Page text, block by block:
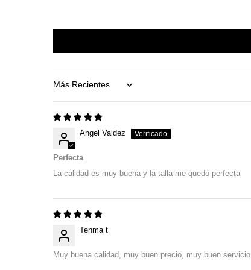
Sort by
Angel Valdez
Perfecta
La calidad es muy buena y la talla me quedó perfecta
Tenma t
Muy buena calidad, muy buen precio, muy buen servicio